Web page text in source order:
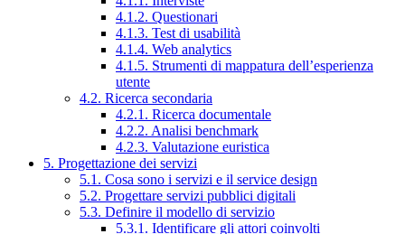
4.1.2. Questionari
4.1.3. Test di usabilità
4.1.4. Web analytics
4.1.5. Strumenti di mappatura dell’esperienza
utente
4.2. Ricerca secondaria
4.2.1. Ricerca documentale
4.2.2. Analisi benchmark
4.2.3. Valutazione euristica
5. Progettazione dei servizi
5.1. Cosa sono i servizi e il service design
5.2. Progettare servizi pubblici digitali
5.3. Definire il modello di servizio
5.3.1. Identificare gli attori coinvolti